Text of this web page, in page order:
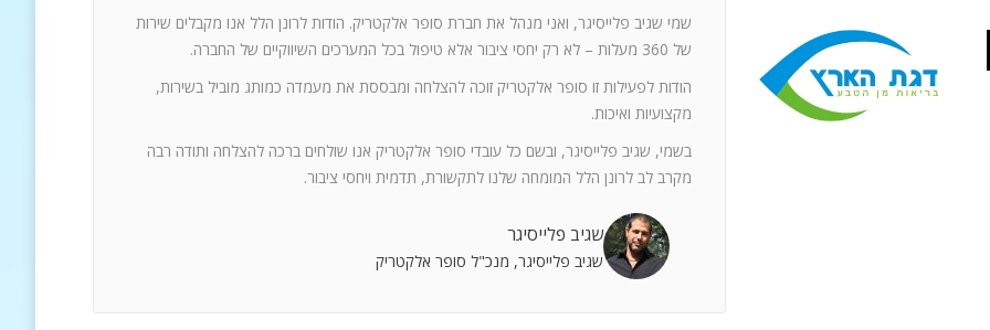
שמי שגיב פלייסיגר, ואני מנהל את חברת סופר אלקטריק. הודות לרונן הלל אנו מקבלים שירות
של 360 מעלות – לא רק יחסי ציבור אלא טיפול בכל המערכים השיווקיים של החברה.
הודות לפעילות זו סופר אלקטריק זוכה להצלחה ומבססת את מעמדה כמותג מוביל בשירות,
מקצועיות ואיכות.
בשמי, שגיב פלייסיגר, ובשם כל עובדי סופר אלקטריק אנו שולחים ברכה להצלחה ותודה רבה
מקרב לב לרונן הלל המומחה שלנו לתקשורת, תדמית ויחסי ציבור.
שגיב פלייסיגר
שגיב פלייסיגר, מנכ"ל סופר אלקטריק
חפץ ובקבועי זמן קצרים.
מימד פרסומי ומכיר את רזי הפעלתו. על אף
לצוות שלי ולי את התחושה, שרק אנו
שגורות בפיך. המאגר האנרגטי שלך בלתי